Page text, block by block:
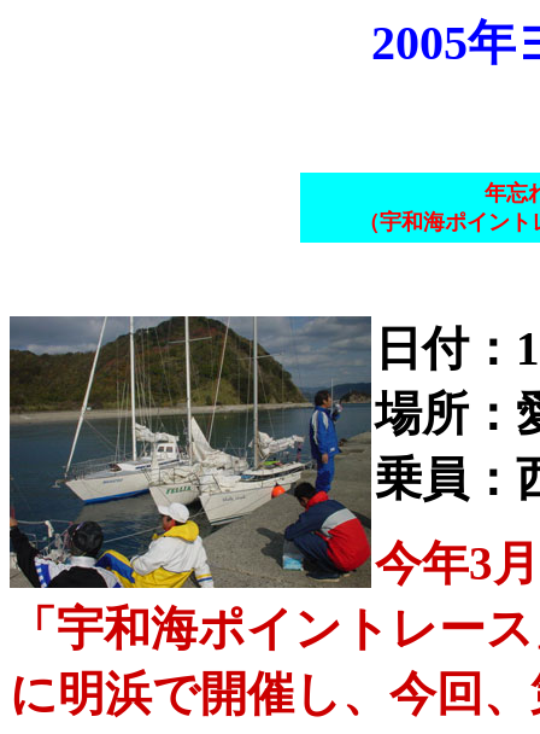
2005年
年忘
（宇和海ポイン
日付：
場所：
乗員：
今年3
「宇和海ポイントレー
に明浜で開催し、今回